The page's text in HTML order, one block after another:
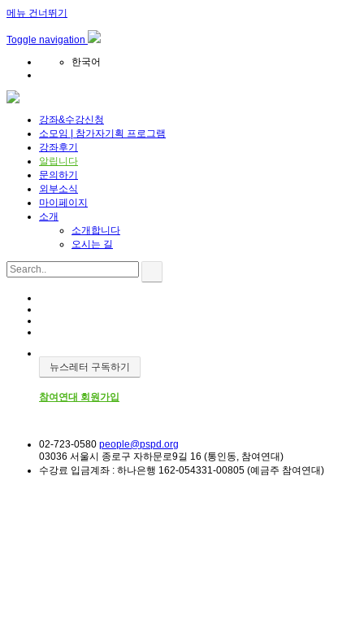
메뉴 건너뛰기
Toggle navigation
한국어
강좌&수강신청
소모임 | 참가자기획 프로그램
강좌후기
알립니다
문의하기
외부소식
마이페이지
소개
소개합니다
오시는 길
뉴스레터 구독하기
참여연대 회원가입
02-723-0580 people@pspd.org
03036 서울시 종로구 자하문로9길 16 (통인동, 참여연대)
수강료 입금계좌 : 하나은행 162-054331-00805 (예금주 참여연대)